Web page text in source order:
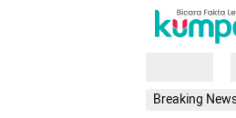
Breaking